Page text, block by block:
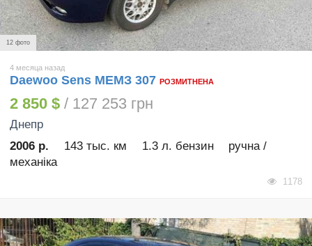
12 фото
4 месяца назад
Daewoo Sens МЕМЗ 307 РОЗМИТНЕНА
2 850 $ / 127 253 грн
Днепр
2006 р.
143 тыс. км 1.3 л. бензин
ручна /
механіка
1178